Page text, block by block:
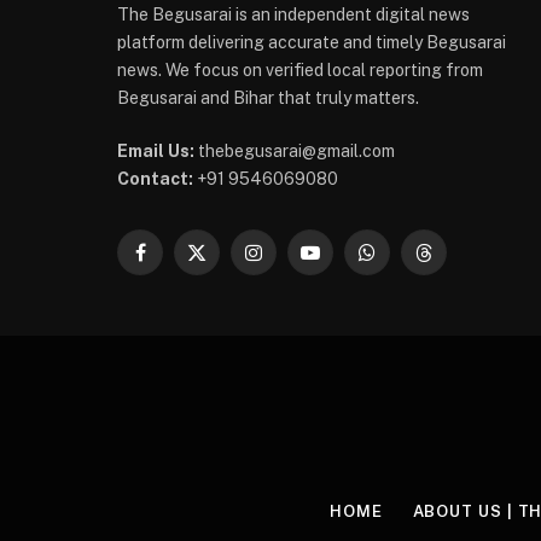
The Begusarai is an independent digital news
platform delivering accurate and timely Begusarai
news. We focus on verified local reporting from
Begusarai and Bihar that truly matters.
Email Us: thebegusarai@gmail.com
Contact: +91 9546069080
Facebook
X
InstagramYouTubeWhatsAppThreads
HOME ABOUT US |